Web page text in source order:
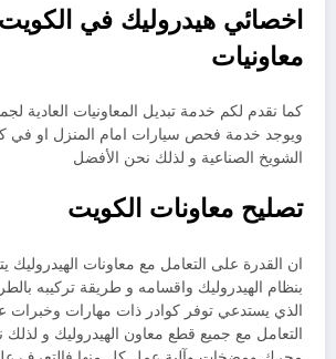
اخصائي هيدروليك في
معاونيات
كما نقدم لكم خدمة تبديل المعاونيات العادية
ويوجد خدمة فحص سيارات امام المنزل او في
الشويخ الصناعية و لذلك نحن الأفضل
تصليح معاونات الكويت
ان القدرة على التعامل مع معاونات الهيدروليك
بنظام الهيدروليك واقسامه و طريقة تركيبه
الذي يستدعي توفر كوادر ذات مهارات وخبرات
التعامل مع جميع قطع معاون الهيدروليك و